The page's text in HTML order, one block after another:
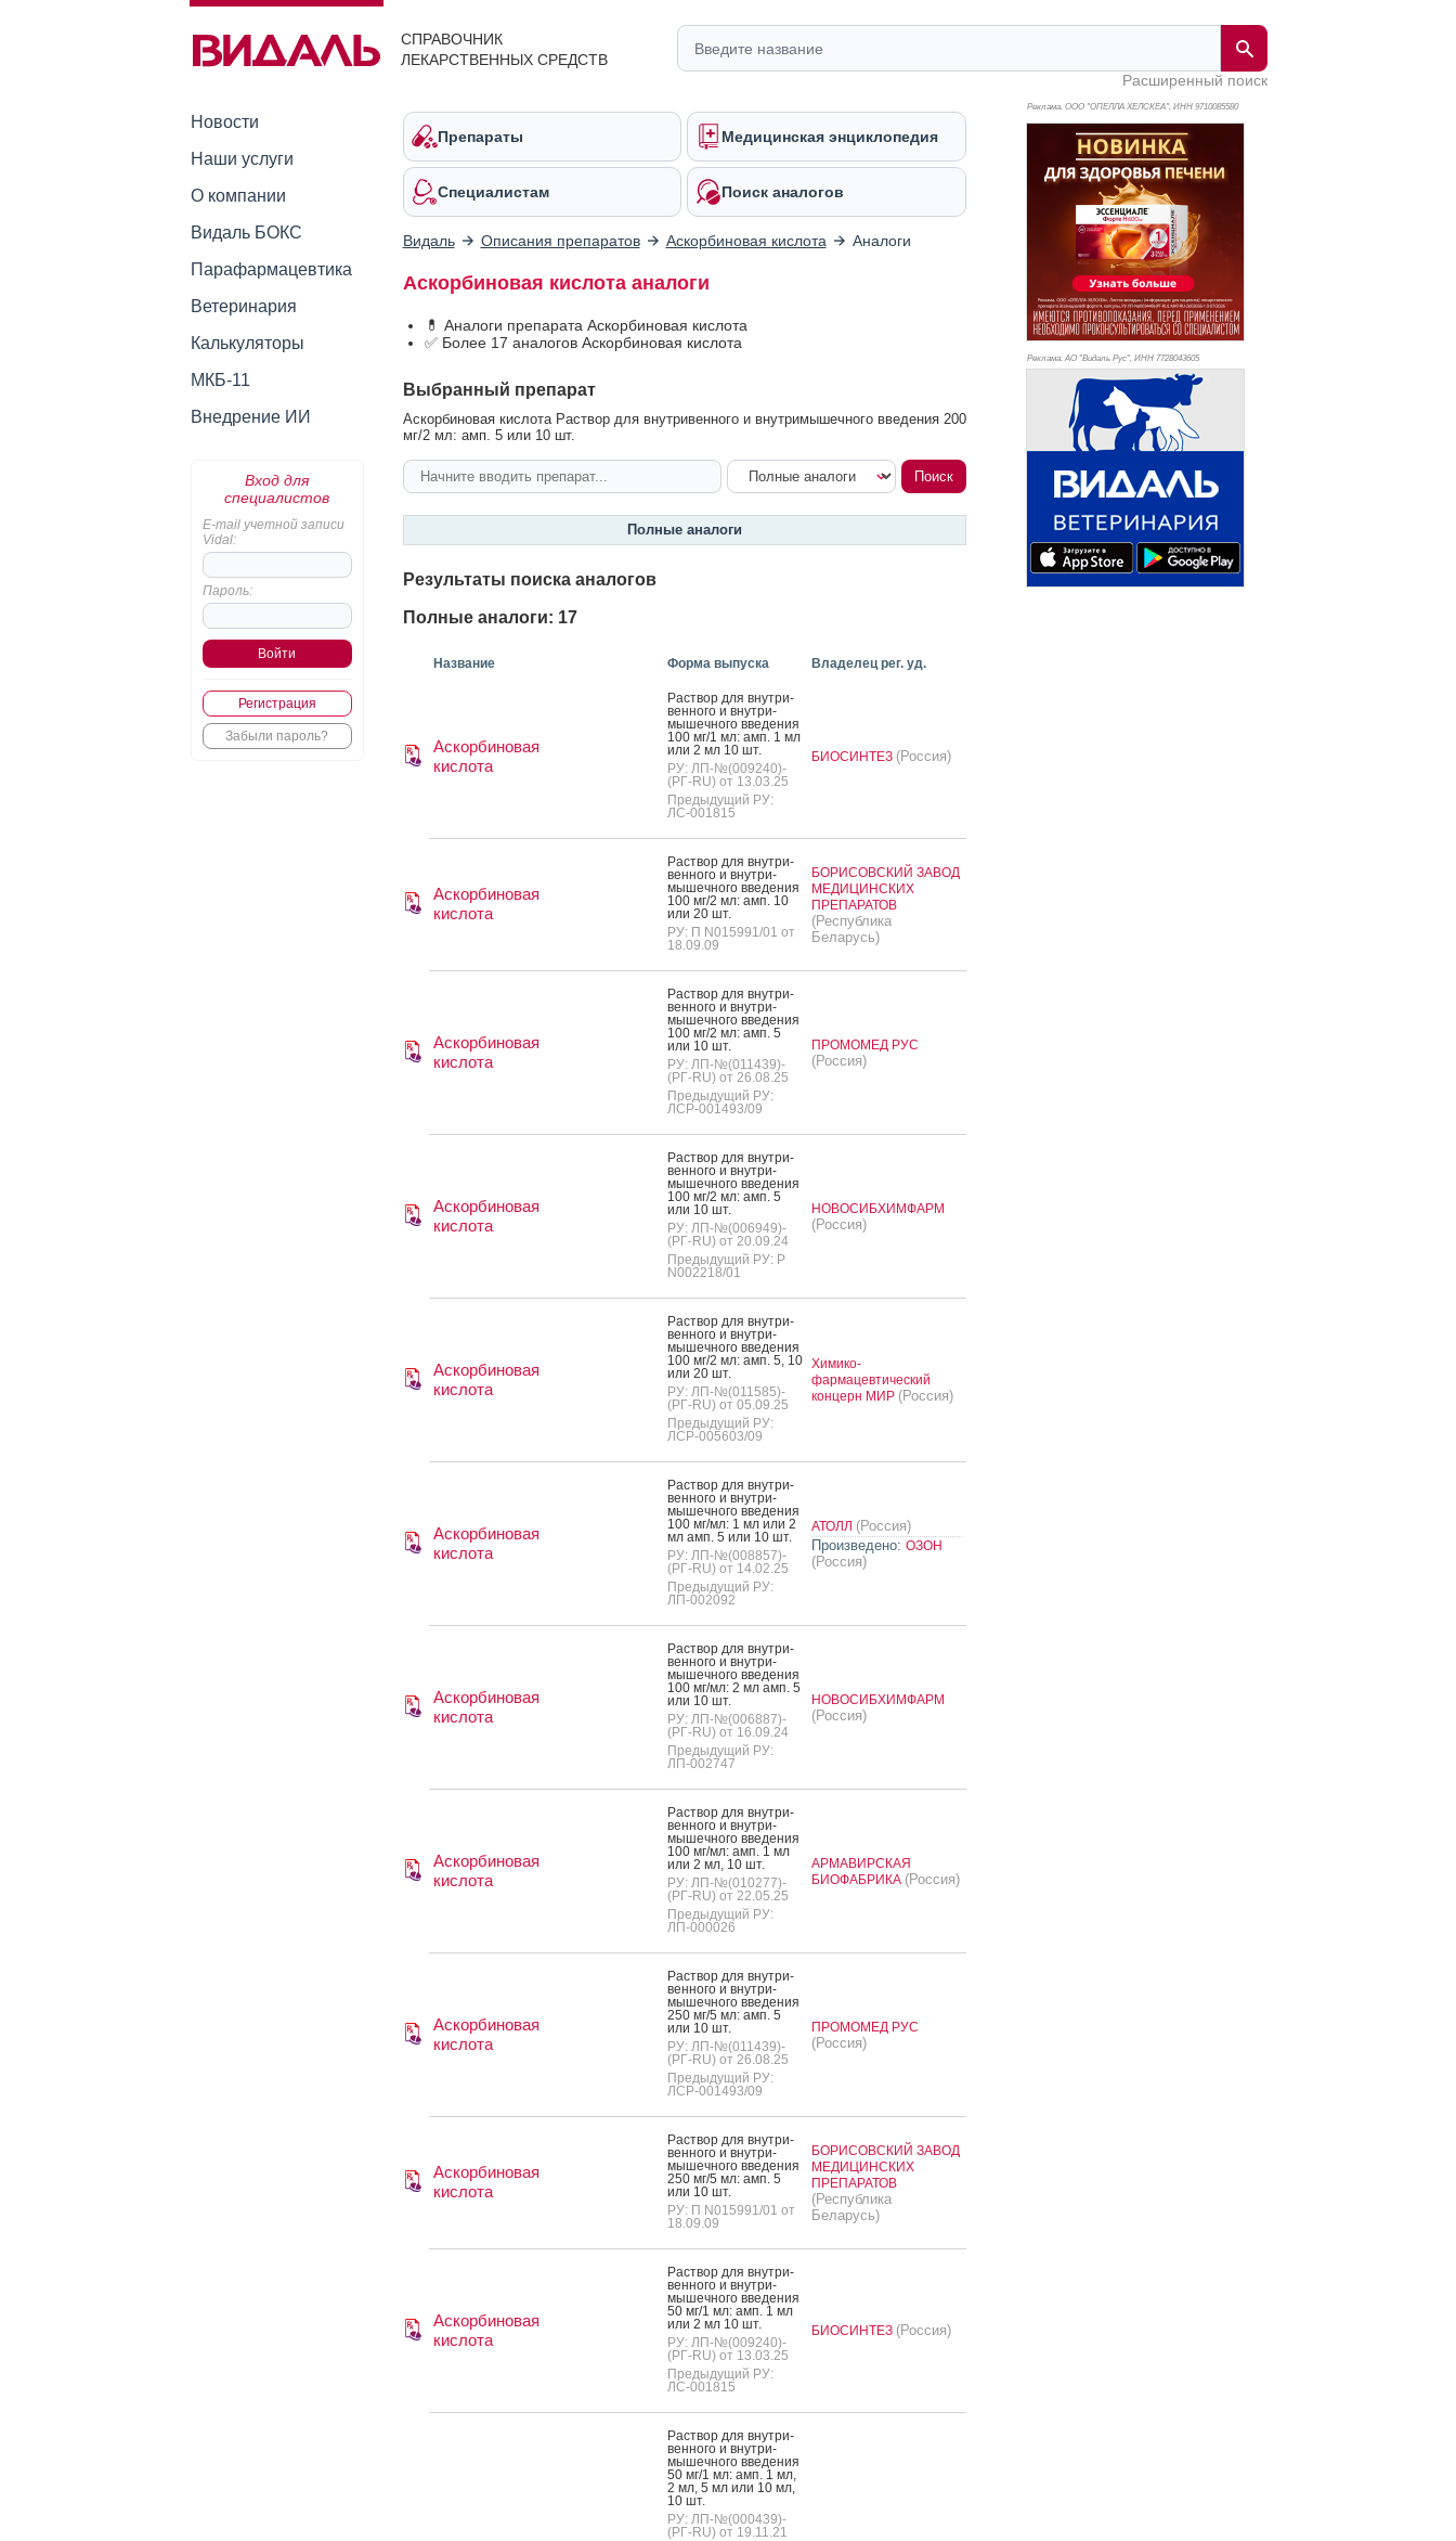
СПРАВОЧНИК
ЛЕКАРСТВЕННЫХ СРЕДСТВ
Расширенный поиск
Новости
Наши услуги
О компании
Видаль БОКС
Парафармацевтика
Ветеринария
Калькуляторы
МКБ-11
Внедрение ИИ
Вход для
специалистов
E-mail учетной записи
Vidal:
Пароль:
Регистрация
Забыли пароль?
Препараты Медицинская энциклопедия
Специалистам Поиск аналогов
Видаль Описания препаратов Аскорбиновая кислота Аналоги
Аскорбиновая кислота аналоги
💊 Аналоги препарата Аскорбиновая кислота
✅ Более 17 аналогов Аскорбиновая кислота
Выбранный препарат
Аскорбиновая кислота Раствор для внутривенного и внутримышечного введения 200
мг/2 мл: амп. 5 или 10 шт.
Полные аналоги
Результаты поиска аналогов
Полные аналоги: 17
Название Форма выпуска Владелец рег. уд.
Аскорбиновая
кислота
Рас­твор для внут­ри­
вен­но­го и внут­ри­
мышеч­но­го вве­дения
100 мг/1 мл: амп. 1 мл
или 2 мл 10 шт.
РУ: ЛП-№(009240)-
(РГ-RU) от 13.03.25
Предыдущий РУ:
ЛС-001815
БИОСИНТЕЗ (Россия)
Аскорбиновая
кислота
Рас­твор для внут­ри­
вен­но­го и внут­ри­
мышеч­но­го вве­дения
100 мг/2 мл: амп. 10
или 20 шт.
РУ: П N015991/01 от
18.09.09
БОРИСОВСКИЙ ЗАВОД
МЕДИЦИНСКИХ
ПРЕПАРАТОВ
(Республика
Беларусь)
Аскорбиновая
кислота
Рас­твор для внут­ри­
вен­но­го и внут­ри­
мышеч­но­го вве­дения
100 мг/2 мл: амп. 5
или 10 шт.
РУ: ЛП-№(011439)-
(РГ-RU) от 26.08.25
Предыдущий РУ:
ЛСР-001493/09
ПРОМОМЕД РУС
(Россия)
Аскорбиновая
кислота
Рас­твор для внут­ри­
вен­но­го и внут­ри­
мышеч­но­го вве­дения
100 мг/2 мл: амп. 5
или 10 шт.
РУ: ЛП-№(006949)-
(РГ-RU) от 20.09.24
Предыдущий РУ: Р
N002218/01
НОВОСИБХИМФАРМ
(Россия)
Аскорбиновая
кислота
Рас­твор для внут­ри­
вен­но­го и внут­ри­
мышеч­но­го вве­дения
100 мг/2 мл: амп. 5, 10
или 20 шт.
РУ: ЛП-№(011585)-
(РГ-RU) от 05.09.25
Предыдущий РУ:
ЛСР-005603/09
Химико-
фармацевтический
концерн МИР (Россия)
Аскорбиновая
кислота
Рас­твор для внут­ри­
вен­но­го и внут­ри­
мышеч­но­го вве­дения
100 мг/мл: 1 мл или 2
мл амп. 5 или 10 шт.
РУ: ЛП-№(008857)-
(РГ-RU) от 14.02.25
Предыдущий РУ:
ЛП-002092
АТОЛЛ (Россия)
Произведено: ОЗОН
(Россия)
Аскорбиновая
кислота
Рас­твор для внут­ри­
вен­но­го и внут­ри­
мышеч­но­го вве­дения
100 мг/мл: 2 мл амп. 5
или 10 шт.
РУ: ЛП-№(006887)-
(РГ-RU) от 16.09.24
Предыдущий РУ:
ЛП-002747
НОВОСИБХИМФАРМ
(Россия)
Аскорбиновая
кислота
Рас­твор для внут­ри­
вен­но­го и внут­ри­
мышеч­но­го вве­дения
100 мг/мл: амп. 1 мл
или 2 мл, 10 шт.
РУ: ЛП-№(010277)-
(РГ-RU) от 22.05.25
Предыдущий РУ:
ЛП-000026
АРМАВИРСКАЯ
БИОФАБРИКА (Россия)
Аскорбиновая
кислота
Рас­твор для внут­ри­
вен­но­го и внут­ри­
мышеч­но­го вве­дения
250 мг/5 мл: амп. 5
или 10 шт.
РУ: ЛП-№(011439)-
(РГ-RU) от 26.08.25
Предыдущий РУ:
ЛСР-001493/09
ПРОМОМЕД РУС
(Россия)
Аскорбиновая
кислота
Рас­твор для внут­ри­
вен­но­го и внут­ри­
мышеч­но­го вве­дения
250 мг/5 мл: амп. 5
или 10 шт.
РУ: П N015991/01 от
18.09.09
БОРИСОВСКИЙ ЗАВОД
МЕДИЦИНСКИХ
ПРЕПАРАТОВ
(Республика
Беларусь)
Аскорбиновая
кислота
Рас­твор для внут­ри­
вен­но­го и внут­ри­
мышеч­но­го вве­дения
50 мг/1 мл: амп. 1 мл
или 2 мл 10 шт.
РУ: ЛП-№(009240)-
(РГ-RU) от 13.03.25
Предыдущий РУ:
ЛС-001815
БИОСИНТЕЗ (Россия)
Рас­твор для внут­ри­
вен­но­го и внут­ри­
мышеч­но­го вве­дения
50 мг/1 мл: амп. 1 мл,
2 мл, 5 мл или 10 мл,
10 шт.
РУ: ЛП-№(000439)-
(РГ-RU) от 19.11.21
Реклама. ООО "ОПЕЛЛА ХЕЛСКЕА", ИНН 9710085580
Реклама. АО "Видаль Рус", ИНН 7728043605